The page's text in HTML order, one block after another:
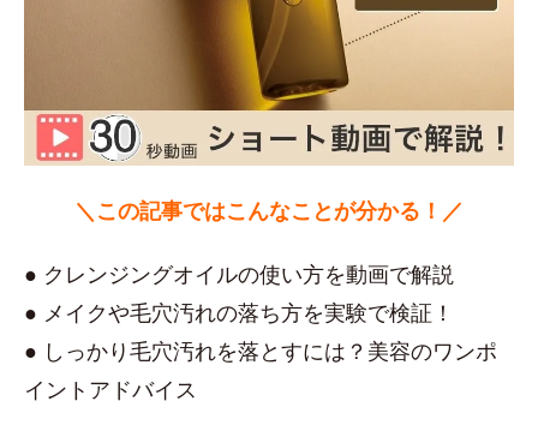
＼この記事ではこんなことが分かる！／
● クレンジングオイルの使い方を動画で解説
● メイクや毛穴汚れの落ち方を実験で検証！
● しっかり毛穴汚れを落とすには？美容のワンポ
イントアドバイス